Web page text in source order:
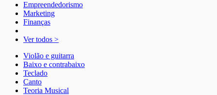
Empreendedorismo
Marketing
Finanças
Ver todos >
Violão e guitarra
Baixo e contrabaixo
Teclado
Canto
Teoria Musical